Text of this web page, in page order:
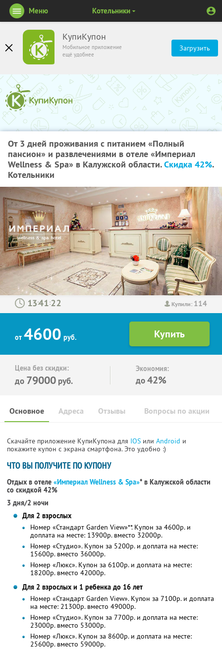
КупиКупон
Мобильное приложение
ещё удобнее
Загрузить
Меню Котельники
От 3 дней проживания с питанием «Полный
пансион» и развлечениями в отеле «Империал
Wellness & Spa» в Калужской области.Скидка 42%.
Котельники
Купили: 114
: :
от 4600 руб.
Цена без скидки:
до 79000 руб.
Экономия:
до42%
Основное Отзывы Вопросы по акции
Адреса
Скачайте приложение КупиКупона для IOS или Android и
покажите купон с экрана смартфона. Это удобно :)
ЧТО ВЫ ПОЛУЧИТЕ ПО КУПОНУ
Отдых в отеле «Империал Wellness & Spa»* в Калужской области
со скидкой 42%
3 дня/2 ночи
Для 2 взрослых
Номер «Стандарт Garden View»**. Купон за 4600р. и
доплата на месте: 13900р. вместо 32000р.
Номер «Студио». Купон за 5200р. и доплата на месте:
15600р. вместо 36000р.
Номер «Люкс». Купон за 6100р. и доплата на месте:
18200р. вместо 42000р.
Для 2 взрослых и 1 ребенка до 16 лет
Номер «Стандарт Garden View». Купон за 7100р. и доплата
на месте: 21300р. вместо 49000р.
Номер «Студио». Купон за 7700р. и доплата на месте:
23000р. вместо 53000р.
Номер «Люкс». Купон за 8600р. и доплата на месте:
25600р. вместо 59000р.